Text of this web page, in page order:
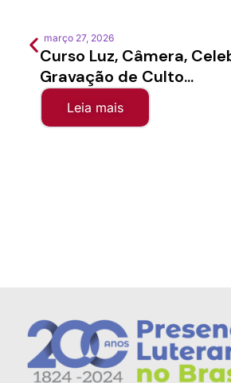
março 27, 2026
Curso Luz, Câmera,
Gravação de Culto...
Leia mais